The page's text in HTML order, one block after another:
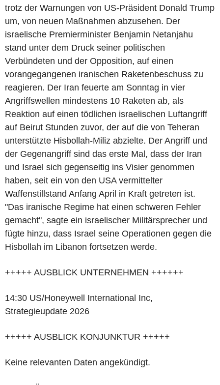
trotz der Warnungen von US-Präsident Donald Trump
um, von neuen Maßnahmen abzusehen. Der
israelische Premierminister Benjamin Netanjahu
stand unter dem Druck seiner politischen
Verbündeten und der Opposition, auf einen
vorangegangenen iranischen Raketenbeschuss zu
reagieren. Der Iran feuerte am Sonntag in vier
Angriffswellen mindestens 10 Raketen ab, als
Reaktion auf einen tödlichen israelischen Luftangriff
auf Beirut Stunden zuvor, der auf die von Teheran
unterstützte Hisbollah-Miliz abzielte. Der Angriff und
der Gegenangriff sind das erste Mal, dass der Iran
und Israel sich gegenseitig ins Visier genommen
haben, seit ein von den USA vermittelter
Waffenstillstand Anfang April in Kraft getreten ist.
"Das iranische Regime hat einen schweren Fehler
gemacht", sagte ein israelischer Militärsprecher und
fügte hinzu, dass Israel seine Operationen gegen die
Hisbollah im Libanon fortsetzen werde.
+++++ AUSBLICK UNTERNEHMEN ++++++
14:30 US/Honeywell International Inc,
Strategieupdate 2026
+++++ AUSBLICK KONJUNKTUR +++++
Keine relevanten Daten angekündigt.